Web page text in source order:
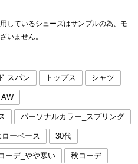
しているシューズはサンプルの為、モ
いません。
スパン トップス シャツ
AW
パーソナルカラー_スプリング
ーベース 30代
ーデ_やや寒い 秋コーデ